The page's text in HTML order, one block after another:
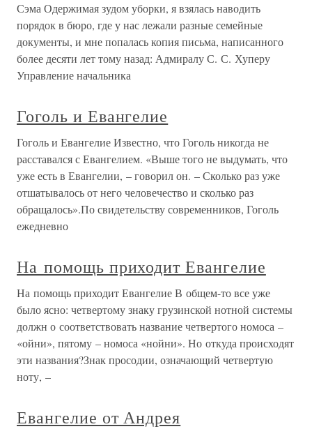
Сэма Одержимая зудом уборки, я взялась наводить
порядок в бюро, где у нас лежали разные семейные
документы, и мне попалась копия письма, написанного
более десяти лет тому назад: Адмиралу С. С. Хуперу
Управление начальника
Гоголь и Евангелие
Гоголь и Евангелие Известно, что Гоголь никогда не
расставался с Евангелием. «Выше того не выдумать, что
уже есть в Евангелии, – говорил он. – Сколько раз уже
отшатывалось от него человечество и сколько раз
обращалось».По свидетельству современников, Гоголь
ежедневно
На помощь приходит Евангелие
На помощь приходит Евангелие В общем-то все уже
было ясно: четвертому знаку грузинской нотной системы
должн о соответствовать название четвертого номоса –
«ойни», пятому – номоса «нойни». Но откуда происходят
эти названия?Знак просодии, означающий четвертую
ноту, –
Евангелие от Андрея